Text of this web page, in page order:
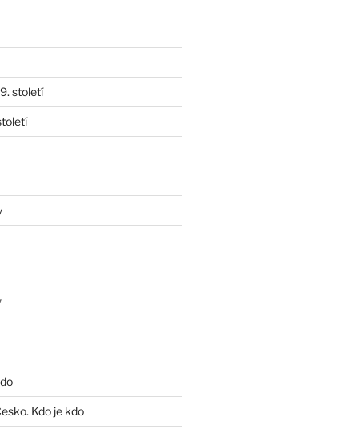
století
Kdo je kdo